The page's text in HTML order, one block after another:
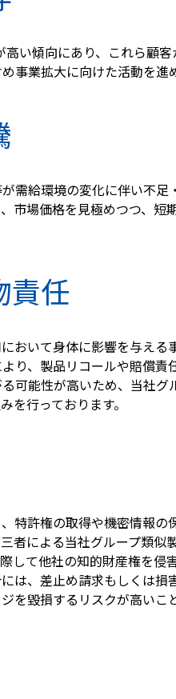
い傾向にあり、これら顧
事業拡大に向けた活動を進
需給環境の変化に伴い不
市場価格を見極めつつ、
責任
おいて身体に影響を与え
り、製品リコールや賠償
可能性が高いため、当社
を行っております。
特許権の取得や機密情報
者による当社グループ類
して他社の知的財産権を
は、差止め請求もしくは
を毀損するリスクが高いこ